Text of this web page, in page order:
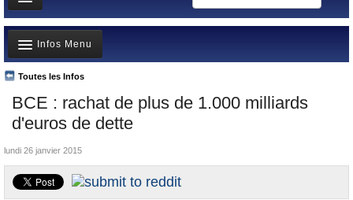
Page d'accueil
Infos
Gouvernement
Ministères/Directions
Blog
Elections européennes
BCE : rachat de plus de 1.000 milliards
d'euros de dette
Toutes les Infos
Infos Menu
A la Une
Polémiques
La France et le Monde
Nominations et Démissions
lundi 26 janvier 2015